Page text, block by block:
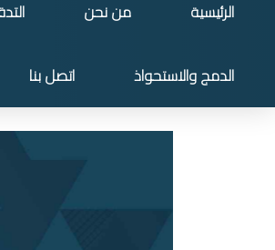
الرئيسية من نحن
الدمج والاستحواذ اتصل بنا